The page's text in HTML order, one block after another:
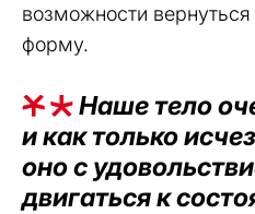
возможности
форму.
Наше тело
и как только
оно с
двигаться к